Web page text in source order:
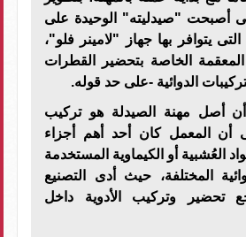
أصبحت "صيدليته" الوحيدة على
يتوافر بها جهاز "لامينر فلو"،
المعقمة الخاصة بتحضير القطرات
الدوائية -على حد قوله.
أصل مهنة الصيدلة هو تركيب
أن المعمل كان أحد أهم أجزاء
العُشبية أو الكيماوية المستخدمة
المختلفة، حيث أدى التصنيع
تحضير وتركيب الأدوية داخل